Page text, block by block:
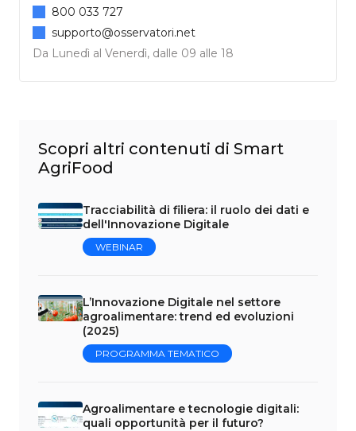
Da Lunedì al Venerdì, dalle 09 alle 18
800 033 727
supporto@osservatori.net
Scopri altri contenuti di Smart
AgriFood
Tracciabilità di filiera: il ruolo dei dati e
dell'Innovazione Digitale
WEBINAR
L’Innovazione Digitale nel settore
agroalimentare: trend ed evoluzioni
(2025)
PROGRAMMA TEMATICO
Agroalimentare e tecnologie digitali:
quali opportunità per il futuro?